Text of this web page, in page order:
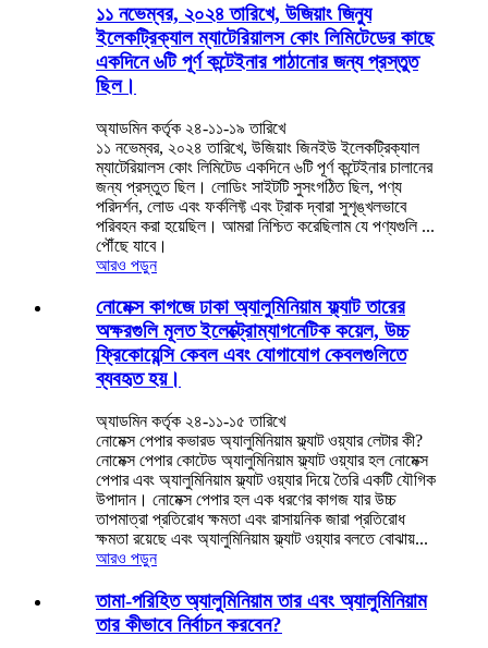
১১ নভেম্বর, ২০২৪ তারিখে, উজিয়াং জিন্যু
ইলেকট্রিক্যাল ম্যাটেরিয়ালস কোং লিমিটেডের কাছে
একদিনে ৬টি পূর্ণ কন্টেইনার পাঠানোর জন্য প্রস্তুত
ছিল।
অ্যাডমিন কর্তৃক ২৪-১১-১৯ তারিখে
১১ নভেম্বর, ২০২৪ তারিখে, উজিয়াং জিনইউ ইলেকট্রিক্যাল
ম্যাটেরিয়ালস কোং লিমিটেড একদিনে ৬টি পূর্ণ কন্টেইনার চালানের
জন্য প্রস্তুত ছিল। লোডিং সাইটটি সুসংগঠিত ছিল, পণ্য
পরিদর্শন, লোড এবং ফর্কলিফ্ট এবং ট্রাক দ্বারা সুশৃঙ্খলভাবে
পরিবহন করা হয়েছিল। আমরা নিশ্চিত করেছিলাম যে পণ্যগুলি ...
পৌঁছে যাবে।
আরও পড়ুন
নোমেক্স কাগজে ঢাকা অ্যালুমিনিয়াম ফ্ল্যাট তারের
অক্ষরগুলি মূলত ইলেক্ট্রোম্যাগনেটিক কয়েল, উচ্চ
ফ্রিকোয়েন্সি কেবল এবং যোগাযোগ কেবলগুলিতে
ব্যবহৃত হয়।
অ্যাডমিন কর্তৃক ২৪-১১-১৫ তারিখে
নোমেক্স পেপার কভারড অ্যালুমিনিয়াম ফ্ল্যাট ওয়্যার লেটার কী?
নোমেক্স পেপার কোটেড অ্যালুমিনিয়াম ফ্ল্যাট ওয়্যার হল নোমেক্স
পেপার এবং অ্যালুমিনিয়াম ফ্ল্যাট ওয়্যার দিয়ে তৈরি একটি যৌগিক
উপাদান। নোমেক্স পেপার হল এক ধরণের কাগজ যার উচ্চ
তাপমাত্রা প্রতিরোধ ক্ষমতা এবং রাসায়নিক জারা প্রতিরোধ
ক্ষমতা রয়েছে এবং অ্যালুমিনিয়াম ফ্ল্যাট ওয়্যার বলতে বোঝায়...
আরও পড়ুন
তামা-পরিহিত অ্যালুমিনিয়াম তার এবং অ্যালুমিনিয়াম
তার কীভাবে নির্বাচন করবেন?